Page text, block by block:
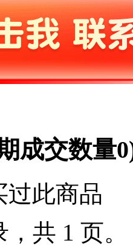
成交数量0
过此商品
，共 1 页。